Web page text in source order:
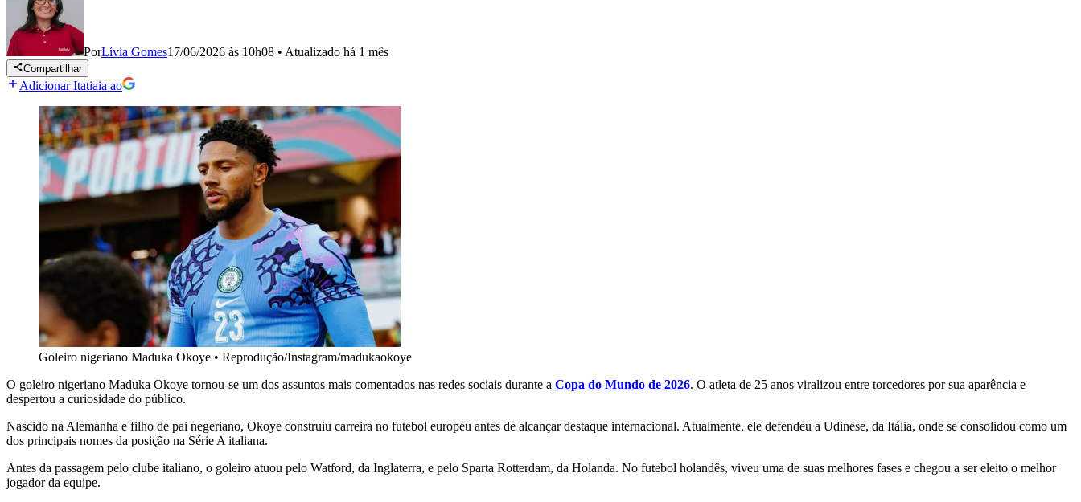
PorLívia Gomes17/06/2026 às 10h08 • Atualizado há 1 mês
Compartilhar
Adicionar Itatiaia ao
Goleiro nigeriano Maduka Okoye • Reprodução/Instagram/madukaokoye
O goleiro nigeriano Maduka Okoye tornou-se um dos assuntos mais comentados nas redes sociais durante a Copa do Mundo de 2026. O atleta de 25 anos viralizou entre torcedores por sua aparência e
despertou a curiosidade do público.
Nascido na Alemanha e filho de pai negeriano, Okoye construiu carreira no futebol europeu antes de alcançar destaque internacional. Atualmente, ele defendeu a Udinese, da Itália, onde se consolidou como um
dos principais nomes da posição na Série A italiana.
Antes da passagem pelo clube italiano, o goleiro atuou pelo Watford, da Inglaterra, e pelo Sparta Rotterdam, da Holanda. No futebol holandês, viveu uma de suas melhores fases e chegou a ser eleito o melhor
jogador da equipe.